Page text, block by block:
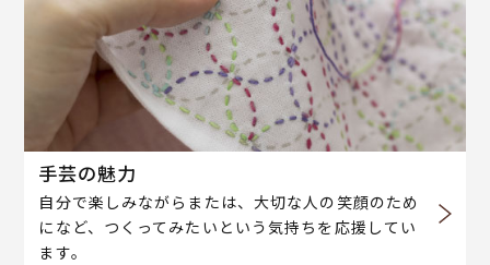
手芸の魅力
自分で楽しみながらまたは、大切な人の笑顔のため
になど、つくってみたいという気持ちを応援してい
ます。